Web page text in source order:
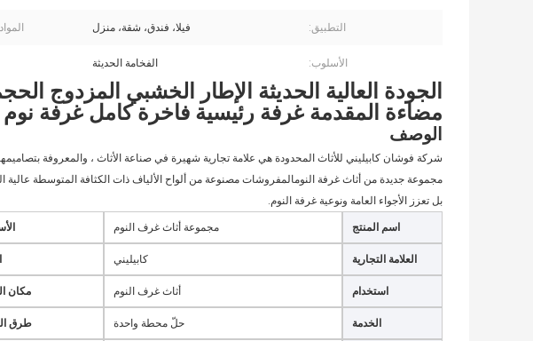
التطبيق: فيلا، فندق، شقة، منزل
الأسلوب: الفخامة الحديثة
الجودة العالية الحديثة الإطار الخشبي المزدوج
مضاءة المقدمة غرفة رئيسية فاخرة كامل غرفة
الوصف
شركة فوشان كابيليني للأثاث المحدودة هي علامة تجارية شهيرة في صناعة الأثاث ، والمعروفة
بل تعزز الأجواء العامة ونوعية غرفة النوم.
اسم المنتج مجموعة أثاث غرف النوم
العلامة التجارية كابيليني
استخدام أثاث غرف النوم مكان
الخدمة حلّ محطة واحدة طرق